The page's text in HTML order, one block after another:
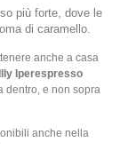
più forte, dove le
di caramello.
anche a casa
Illy Iperespresso
dentro, e non sopra
anche nella